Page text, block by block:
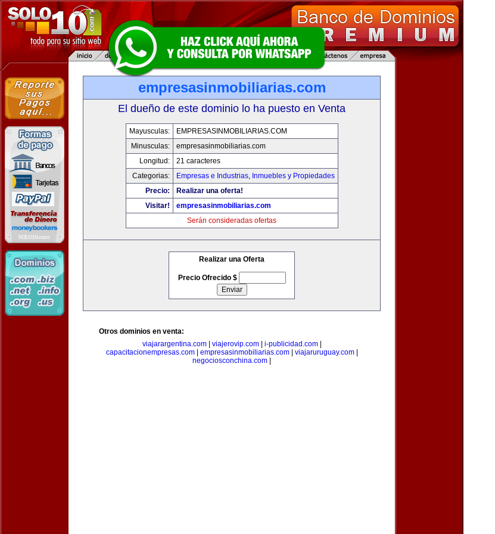
empresasinmobiliarias.com
El dueño de este dominio lo ha puesto en Venta
Mayusculas:
EMPRESASINMOBILIARIAS.COM
Minusculas:
empresasinmobiliarias.com
Longitud:
21 caracteres
Categorias:
Empresas e Industrias, Inmuebles y Propiedades
Precio:
Realizar una oferta!
Visitar!
empresasinmobiliarias.com
Serán consideradas ofertas
Realizar una Oferta
Precio Ofrecido $
Otros dominios en venta:
viajarargentina.com| viajerovip.com| i-publicidad.com|
capacitacionempresas.com| empresasinmobiliarias.com| viajaruruguay.com|
negociosconchina.com